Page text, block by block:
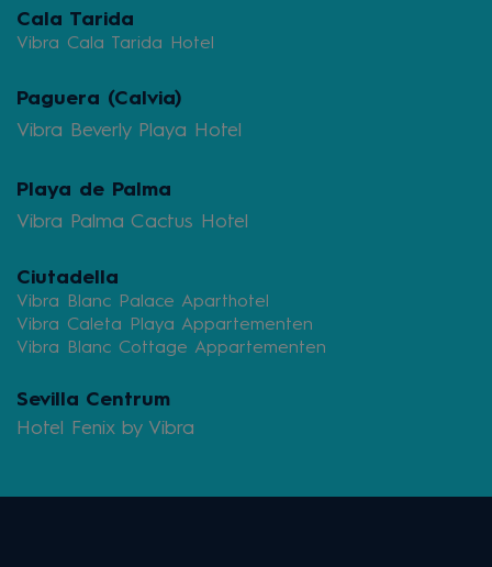
Cala Tarida
Vibra Cala Tarida Hotel
Paguera (Calvia)
Vibra Beverly Playa Hotel
Playa de Palma
Vibra Palma Cactus Hotel
Ciutadella
Vibra Blanc Palace Aparthotel
Vibra Caleta Playa Appartementen
Vibra Blanc Cottage Appartementen
Sevilla Centrum
Hotel Fenix by Vibra